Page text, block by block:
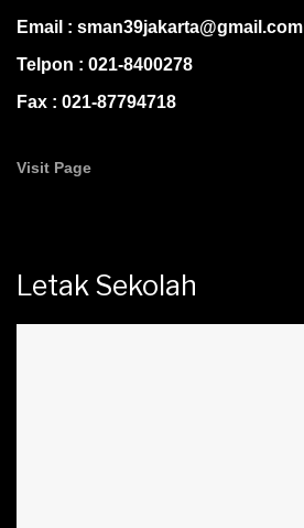
Email : sman39jakarta@gmail.com
Telpon : 021-8400278
Fax : 021-87794718
Visit Page
Letak Sekolah